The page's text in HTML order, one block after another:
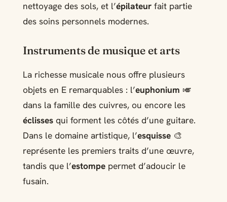
nettoyage des sols, et l’épilateurfait partie
des soins personnels modernes.
Instruments de musique et arts
La richesse musicale nous offre plusieurs
objets en E remarquables : l’euphonium 🎺
dans la famille des cuivres, ou encore les
éclissesqui forment les côtés d’une guitare.
Dans le domaine artistique, l’esquisse🎨
représente les premiers traits d’une œuvre,
tandis que l’estompepermet d’adoucir le
fusain.